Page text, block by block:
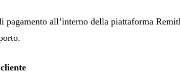
pagamento all’interno della piattaforma